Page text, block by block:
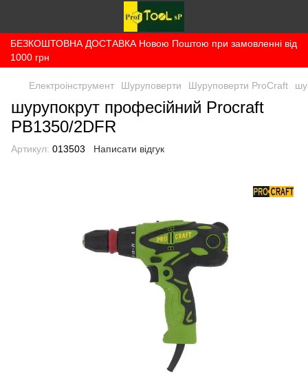
БЕЗКОШТОВНА ДОСТАВКА Новою Поштою при замовленні від
1000 грн
Електроінструмент Шуруповерти Шуруповерти ProCraft
шурупокрут професійний Procraft
PB1350/2DFR
Артикул: 013503 Написати відгук